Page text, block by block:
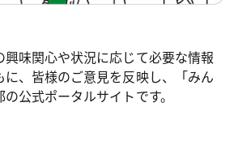
味関心や状況に応じて必要な情報
、皆様のご意見を反映し、「みん
公式ポータルサイトです。